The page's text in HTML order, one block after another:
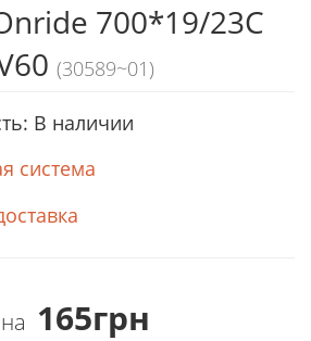
700*19/23C
(30589~01)
В наличии
система
165грн